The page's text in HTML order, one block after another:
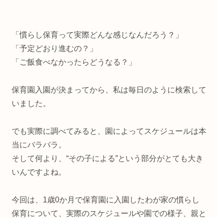
「慣らし保育って実際どんな感じなんだろう？」
「予定どおり進むの？」
「ご飯食べなかったらどうなる？」
保育園入園が決まってから、私は毎日のように検索して
いました。
でも実際に調べてみると、園によってスケジュールは本
当にバラバラ。
そして何より、“その子による”という部分がとても大き
いんですよね。
今回は、1歳0か月で保育園に入園したわが家の慣らし
保育について、実際のスケジュールや園での様子、親と